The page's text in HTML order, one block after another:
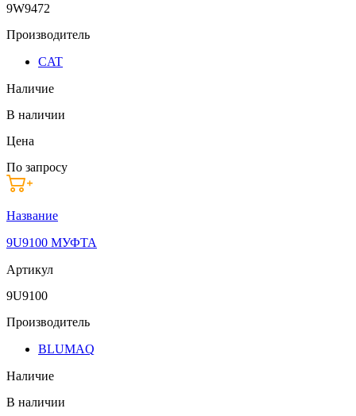
9W9472
Производитель
CAT
Наличие
В наличии
Цена
По запросу
Название
9U9100 МУФТА
Артикул
9U9100
Производитель
BLUMAQ
Наличие
В наличии